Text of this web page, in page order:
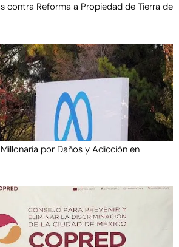
contra Reforma a Propiedad de Tierra de
por Daños y Adicción en